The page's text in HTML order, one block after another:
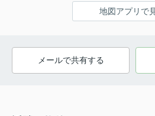
地図アプリで
メールで共有する